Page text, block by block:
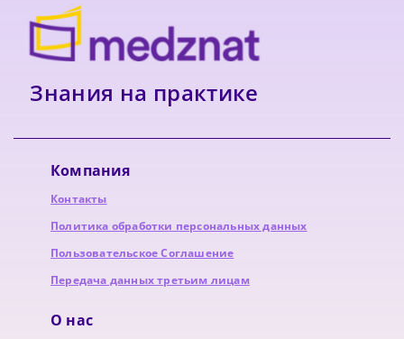
Знания на практике
Компания
Контакты
Политика обработки персональных данных
Пользовательское Соглашение
Передача данных третьим лицам
О нас